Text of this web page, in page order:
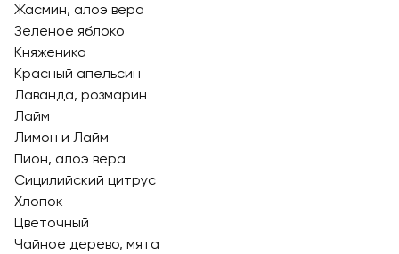
Жасмин, алоэ вера
Зеленое яблоко
Княженика
Красный апельсин
Лаванда, розмарин
Лайм
Лимон и Лайм
Пион, алоэ вера
Сицилийский цитрус
Хлопок
Цветочный
Чайное дерево, мята